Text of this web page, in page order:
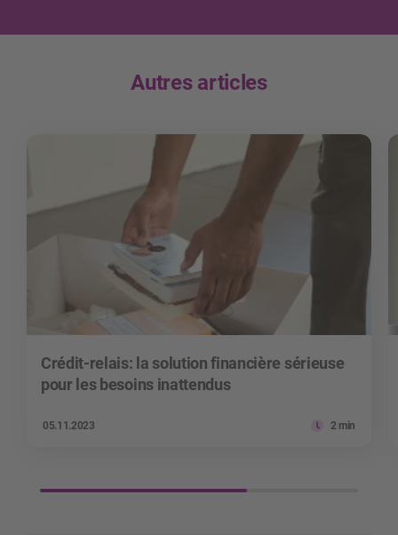
Autres articles
Crédit-relais: la solution financière sérieuse
pour les besoins inattendus
05.11.2023 2 min